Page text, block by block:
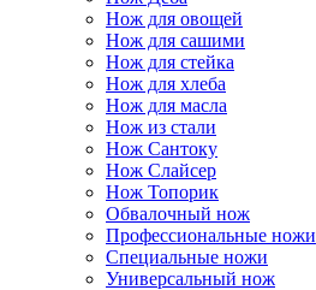
Нож для овощей
Нож для сашими
Нож для стейка
Нож для хлеба
Нож для масла
Нож из стали
Нож Сантоку
Нож Слайсер
Нож Топорик
Обвалочный нож
Профессиональные ножи
Специальные ножи
Универсальный нож